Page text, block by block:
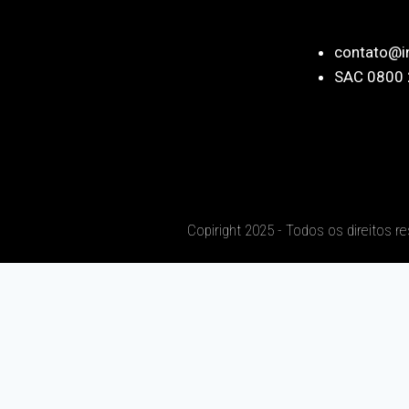
SAC
Copiright 2025 - Todos os direitos